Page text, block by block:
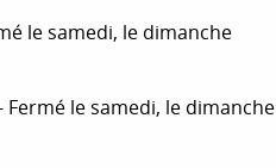
le samedi, le dimanche
le samedi, le dimanche